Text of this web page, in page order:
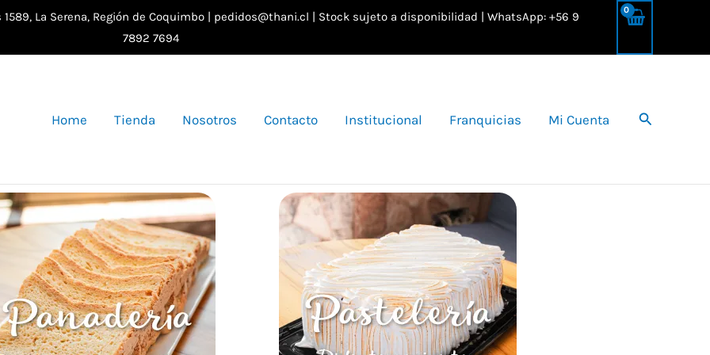
1589, La Serena, Región de Coquimbo | pedidos@thani.cl | Stock sujeto a disponibilidad | WhatsApp: +56 9
7892 7694
Home Tienda Nosotros Contacto Institucional Franquicias Mi Cuenta Buscar
Instagram
Facebook